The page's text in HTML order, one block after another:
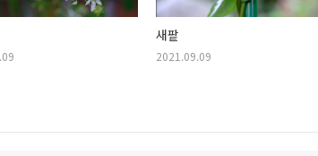
새팥
2021.09.09